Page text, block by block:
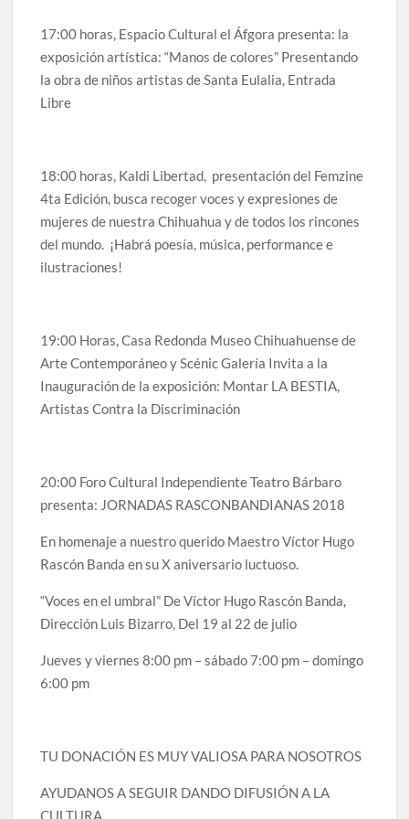
Amplía Biblioteca Central “Carlos Montemayor”
actividades gratuitas para este mes de julio
17:00 horas, Espacio Cultural el Áfgora presenta: la
exposición artística: “Manos de colores” Presentando
la obra de niños artistas de Santa Eulalia, Entrada
Libre
18:00 horas, Kaldi Libertad, presentación del Femzine
4ta Edición, busca recoger voces y expresiones de
mujeres de nuestra Chihuahua y de todos los rincones
del mundo. ¡Habrá poesía, música, performance e
ilustraciones!
19:00 Horas, Casa Redonda Museo Chihuahuense de
Arte Contemporáneo y Scénic Galería Invita a la
Inauguración de la exposición: Montar LA BESTIA,
Artistas Contra la Discriminación
20:00 Foro Cultural Independiente Teatro Bárbaro
presenta: JORNADAS RASCONBANDIANAS 2018
En homenaje a nuestro querido Maestro Víctor Hugo
Rascón Banda en su X aniversario luctuoso.
“Voces en el umbral” De Víctor Hugo Rascón Banda,
Dirección Luis Bizarro, Del 19 al 22 de julio
Jueves y viernes 8:00 pm – sábado 7:00 pm – domingo
6:00 pm
TU DONACIÓN ES MUY VALIOSA PARA NOSOTROS
AYUDANOS A SEGUIR DANDO DIFUSIÓN A LA
CULTURA